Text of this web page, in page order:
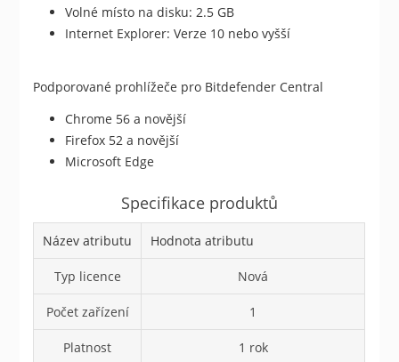
Volné místo na disku: 2.5 GB
Internet Explorer: Verze 10 nebo vyšší
Podporované prohlížeče pro Bitdefender Central
Chrome 56 a novější
Firefox 52 a novější
Microsoft Edge
Specifikace produktů
Název atributu Hodnota atributu
Typ licence Nová
Počet zařízení 1
Platnost 1 rok